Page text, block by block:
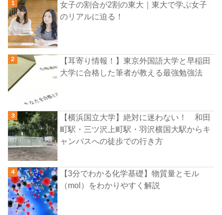
女子の割合が2割の東大｜東大で学ぶ女子
のリアルに迫る！
【耳寄り情報！】東京外国語大学と早稲田
大学に合格した筆者が教える最強勉強法
【横浜国立大学】絶対に迷わない！ 和田
町駅・三ツ沢上町駅・羽沢横国大駅からキ
ャンパスへの徒歩での行き方
【3分でわかる化学基礎】物質量とモル
（mol）をわかりやすく解説